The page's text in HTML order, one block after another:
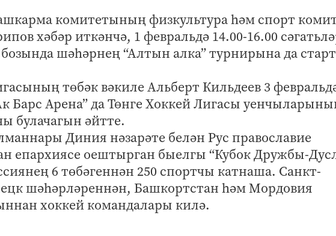
комитетының физкультура һәм спорт
хәбәр иткәнчә, 1 февральдә 14.00-16.00
бозында шәһәрнең “Алтын алка” турнирына да старт
төбәк вәкиле Альберт Кильдеев 3
Барс Арена” да Төнге Хоккей Лигасы
булачагын әйтте.
Диния нәзарәте белән Рус православие
епархиясе оештырган быелгы “Кубок Дружбы-
6 төбәгеннән 250 спортчы катнаша. Санкт-
шәһәрләреннән, Башкортстан һәм Мордовия
хоккей командалары килә.